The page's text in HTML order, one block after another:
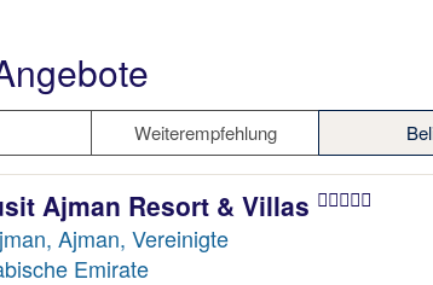
Weiterempfehlung
Ajman Resort & Villas
Ajman, Vereinigte
Emirate